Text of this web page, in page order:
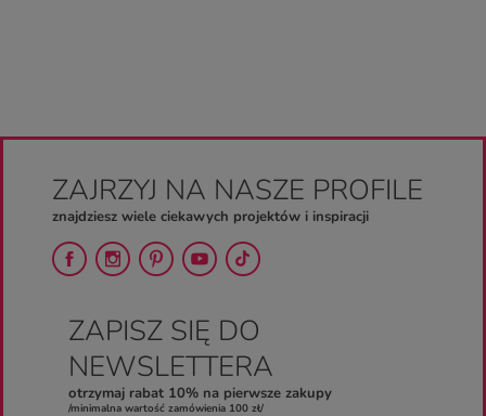
ZAJRZYJ NA NASZE PROFILE
znajdziesz wiele ciekawych projektów i inspiracji
ZAPISZ SIĘ DO
NEWSLETTERA
otrzymaj rabat 10% na pierwsze zakupy
/minimalna wartość zamówienia 100 zł/